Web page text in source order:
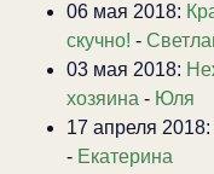
06 мая 2018:
скучно! -
03 мая 2018:
хозяина - Юля
17 апреля 2018:
- Екатерина